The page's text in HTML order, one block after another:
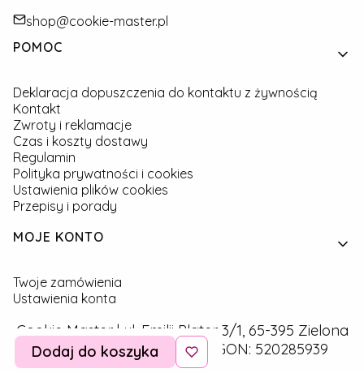
shop@cookie-master.pl
Linki w stopce
POMOC
Deklaracja dopuszczenia do kontaktu z żywnością
Kontakt
Zwroty i reklamacje
Czas i koszty dostawy
Regulamin
Polityka prywatności i cookies
Ustawienia plików cookies
Przepisy i porady
MOJE KONTO
Twoje zamówienia
Ustawienia konta
Cookie Master | ul. Emilii Plater 3/1, 65-395 Zielona
Góra | NIP: 9291757160 | REGON: 520285939
Dodaj do koszyka